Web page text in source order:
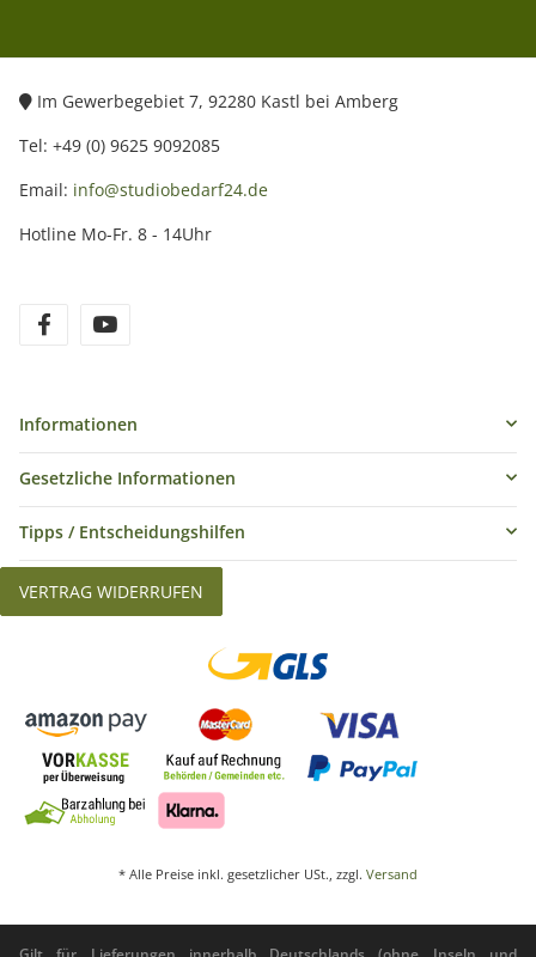
Im Gewerbegebiet 7, 92280 Kastl bei Amberg
Tel: +49 (0) 9625 9092085
Email: info@studiobedarf24.de
Hotline Mo-Fr. 8 - 14Uhr
Informationen
Gesetzliche Informationen
Tipps / Entscheidungshilfen
VERTRAG WIDERRUFEN
* Alle Preise inkl. gesetzlicher USt., zzgl. Versand